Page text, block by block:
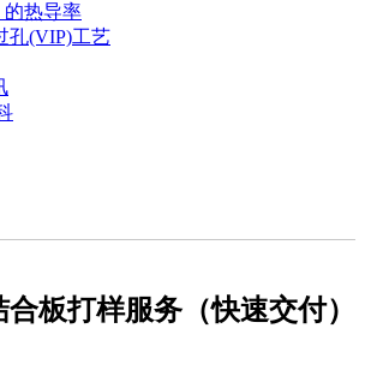
的热导率
孔(VIP)工艺
板打样服务（快速交付）